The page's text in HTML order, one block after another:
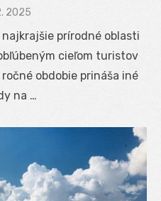
2025
prírodné oblasti
cieľom turistov
obdobie prináša iné
na …